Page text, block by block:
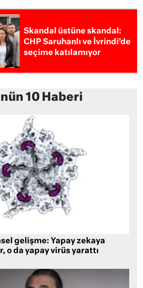
Skandal üstüne skandal:
CHP Saruhanlı ve İvrindi’de
seçime katılamıyor
10 Haberi
gelişme: Yapay zekaya
o da yapay virüs yarattı